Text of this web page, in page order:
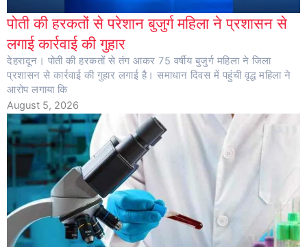
पोती की हरकतों से परेशान बुजुर्ग महिला ने प्रशासन से
लगाई कार्रवाई की गुहार
देहरादून। पोती की हरकतों से तंग आकर 75 वर्षीय बुजुर्ग महिला ने जिला
प्रशासन से कार्रवाई की गुहार लगाई है। समाधान दिवस में पहुंची वृद्ध महिला ने
आरोप लगाया कि
August 5, 2026